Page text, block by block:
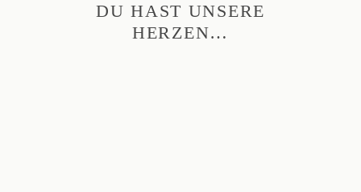
DU HAST UNSERE
HERZEN…